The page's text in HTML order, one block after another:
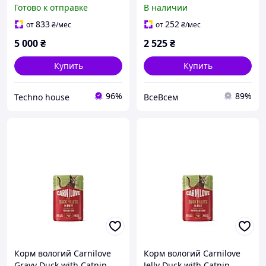
Casfuy - автоматический
дозатор кошачьего корма
Готово к отправке
от833₴/мес
5 000₴
Купить
Techno house 96%
термопластику, чорна, 22
B MiJar
В наличии
от252₴/мес
2 525₴
Купить
ВсеВсем 89%
Корм вологий Carnilove
Корм вологий Carnilove